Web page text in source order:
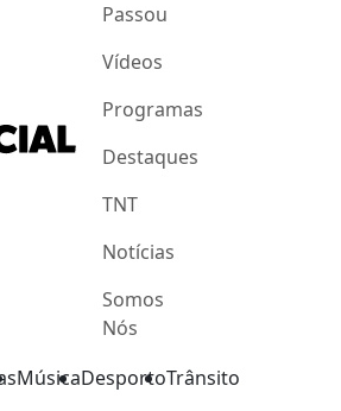
Passou
Vídeos
Programas
Destaques
TNT
Notícias
Somos
Nós
MúsicaDesportoTrânsito